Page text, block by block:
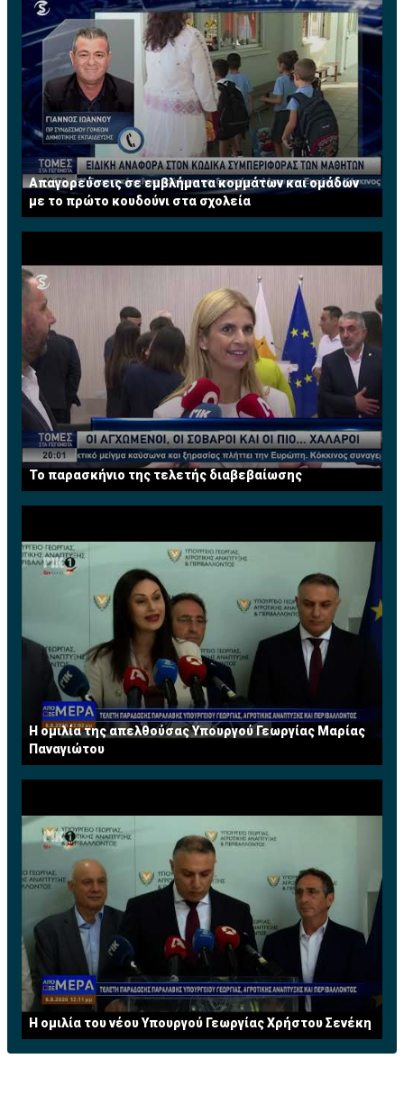
ΘΕΣΕΙΣ ΠΕΡΙΟΡΙΣΜΕΝΕΣ
ΤΗΛΕΦΩΝΟ ΚΡΑΤΗΣΕΩΝ:
96372472»
Απαγορεύσεις σε εμβλήματα κομμάτων και ομάδων
με το πρώτο κουδούνι στα σχολεία
Το παρασκήνιο της τελετής διαβεβαίωσης
Η ομιλία της απελθούσας Υπουργού Γεωργίας Μαρίας
Παναγιώτου
Η ομιλία του νέου Υπουργού Γεωργίας Χρήστου Σενέκη